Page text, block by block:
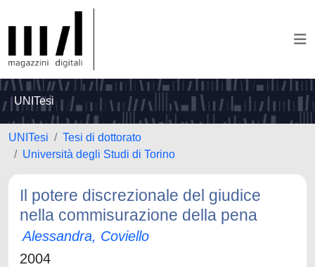
UNITesi
UNITesi
Tesi di dottorato
Università degli Studi di Torino
Il potere discrezionale del giudice
nella commisurazione della pena
Alessandra, Coviello
2004